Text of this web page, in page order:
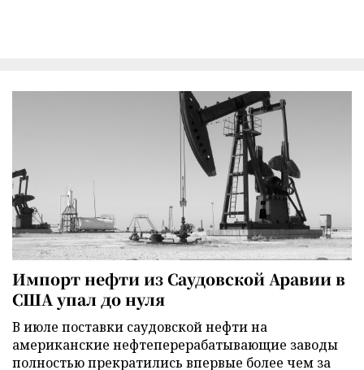
Импорт нефти из Саудовской Аравии в
США упал до нуля
В июле поставки саудовской нефти на
американские нефтеперерабатывающие заводы
полностью прекратились впервые более чем за